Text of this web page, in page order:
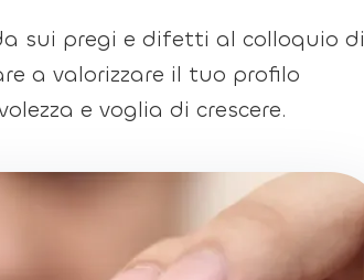
sui pregi e difetti al colloquio di
a valorizzare il tuo profilo
e voglia di crescere.